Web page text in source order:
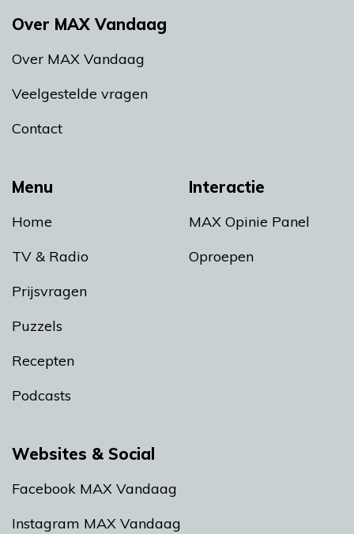
Menu
Home
TV & Radio
Prijsvragen
Puzzels
Recepten
Podcasts
Interactie
MAX Opinie Panel
Oproepen
Over MAX Vandaag
Over MAX Vandaag
Veelgestelde vragen
Contact
Websites & Social
Facebook MAX Vandaag
Instagram MAX Vandaag